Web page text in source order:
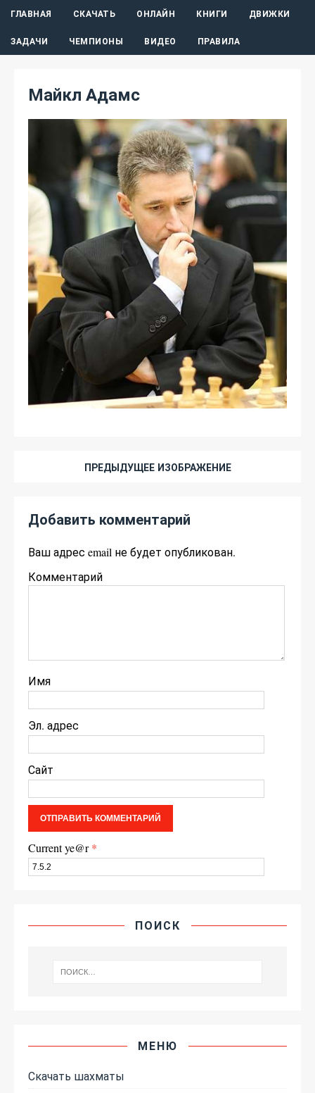
ГЛАВНАЯ СКАЧАТЬ ОНЛАЙН КНИГИ ДВИЖКИ
ЗАДАЧИ ЧЕМПИОНЫ ВИДЕО ПРАВИЛА
Майкл Адамс
ПРЕДЫДУЩЕЕ ИЗОБРАЖЕНИЕ
Добавить комментарий
Ваш адрес email не будет опубликован.
Комментарий
Имя
Эл. адрес
Сайт
Current ye@r*
ПОИСК
МЕНЮ
Скачать шахматы